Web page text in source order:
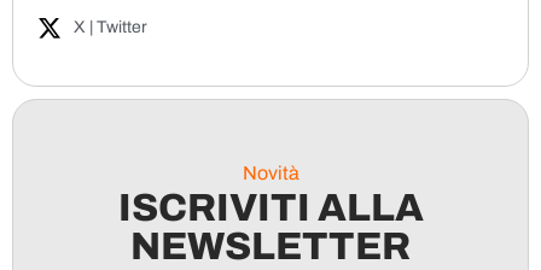
X | Twitter
Novità
ISCRIVITI ALLA
NEWSLETTER